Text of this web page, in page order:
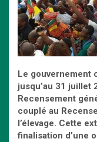
Le gouvernement
jusqu’au 31 juillet
Recensement
couplé au
l’élevage. Cette
finalisation d’une